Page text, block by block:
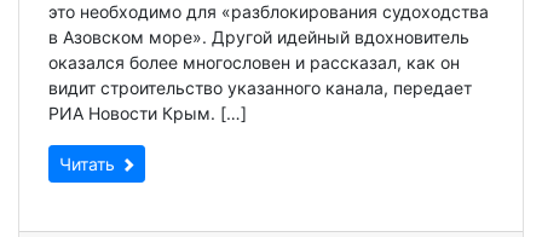
это необходимо для «разблокирования судоходства
в Азовском море». Другой идейный вдохновитель
оказался более многословен и рассказал, как он
видит строительство указанного канала, передает
РИА Новости Крым. […]
Читать